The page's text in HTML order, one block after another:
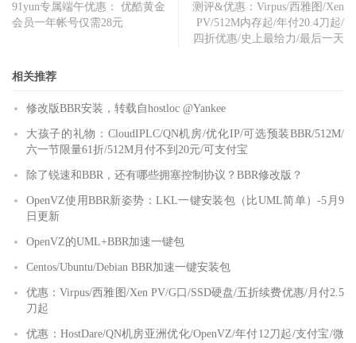
91yun专属端午优惠： 优酷黄金
会员一年帐号仅需28元
测评&优惠：Virpus/西雅图/Xen
PV/512M内存起/年付20.4刀起/
四折优惠/史上最给力/最后一天
相关推荐
修改版BBR安装，转载自hostloc @Yankee
大孩子的礼物：CloudIPLC/QN机房/优化IP/可选预装BBR/512M/
六一节限量61折/512M月付不到20元/可支付宝
除了锐速和BBR，还有哪些拥塞控制协议？BBR修改版？
OpenVZ使用BBR新姿势：LKL一键安装包（比UML简单）-5月9
日更新
OpenVZ的UML+BBR加速一键包
Centos/Ubuntu/Debian BBR加速一键安装包
优惠：Virpus/西雅图/Xen PV/G口/SSD硬盘/五折续费优惠/月付2.5
刀起
优惠：HostDare/QN机房亚洲优化/OpenVZ/年付12刀起/支付宝/微